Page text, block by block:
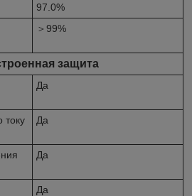
97.0%
＞99%
защита
Да
току
Да
Да
Да